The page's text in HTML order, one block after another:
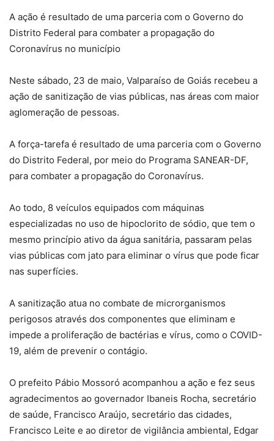
A ação é resultado de uma parceria com o Governo do
Distrito Federal para combater a propagação do
Coronavírus no município
Neste sábado, 23 de maio, Valparaíso de Goiás recebeu a
ação de sanitização de vias públicas, nas áreas com maior
aglomeração de pessoas.
A força-tarefa é resultado de uma parceria com o Governo
do Distrito Federal, por meio do Programa SANEAR-DF,
para combater a propagação do Coronavírus.
Ao todo, 8 veículos equipados com máquinas
especializadas no uso de hipoclorito de sódio, que tem o
mesmo princípio ativo da água sanitária, passaram pelas
vias públicas com jato para eliminar o vírus que pode ficar
nas superfícies.
A sanitização atua no combate de microrganismos
perigosos através dos componentes que eliminam e
impede a proliferação de bactérias e vírus, como o COVID-
19, além de prevenir o contágio.
O prefeito Pábio Mossoró acompanhou a ação e fez seus
agradecimentos ao governador Ibaneis Rocha, secretário
de saúde, Francisco Araújo, secretário das cidades,
Francisco Leite e ao diretor de vigilância ambiental, Edgar